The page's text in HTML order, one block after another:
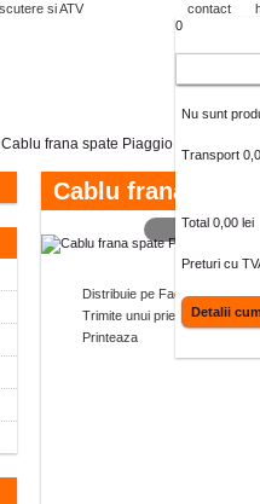
contact
0
Nu sunt
Transport
Total 0,00 lei
Preturi cu
Detalii
Cablu frana spate Piaggio Liberty (RMS)
Cablu frana
MAI MARE
Distribuie pe Facebook
Trimite unui prieten
Printeaza